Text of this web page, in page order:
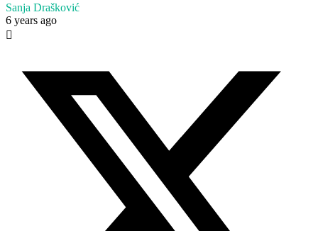
Sanja Drašković
6 years ago